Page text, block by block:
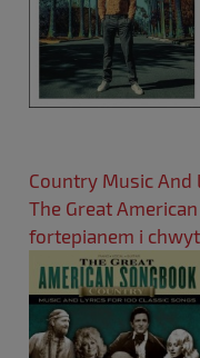
Country Music And
The Great
fortepianem i